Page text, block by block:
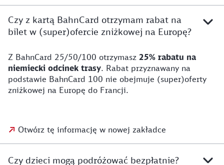
Czy z kartą BahnCard otrzymam rabat na
bilet w (super)ofercie zniżkowej na Europę?
Z BahnCard 25/50/100 otrzymasz 25% rabatu na
niemiecki odcinek trasy. Rabat przyznawany na
podstawie BahnCard 100 nie obejmuje (super)oferty
zniżkowej na Europę do Francji.
Otwórz tę informację w nowej zakładce
Czy dzieci mogą podróżować bezpłatnie?